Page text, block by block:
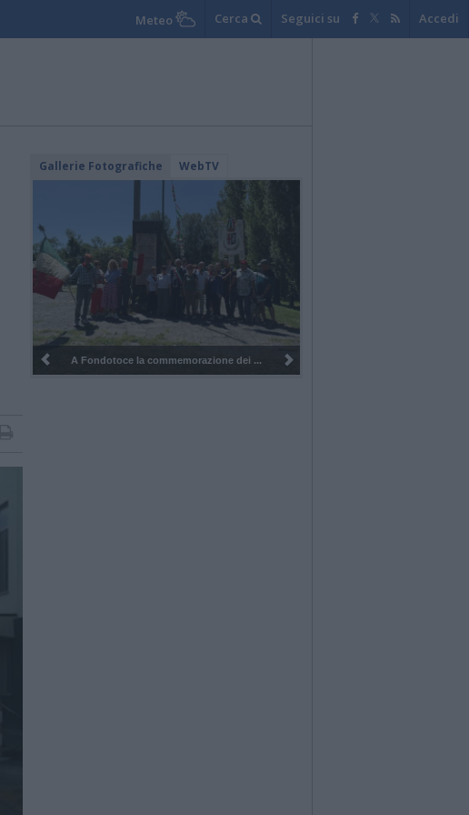
Meteo Cerca Seguici su Accedi
Gallerie Fotografiche WebTV
Al Mottarone la commemorazione ...